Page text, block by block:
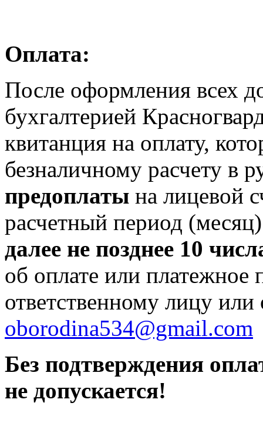
Оплата:
После оформления всех
бухгалтерией
квитанция на оплату,
безналичному расчету в
предоплаты на лицевой
расчетный период
далее не позднее 10
об оплате или платежное
ответственному лицу или
oborodina534@gmail.com
Без подтверждения
не допускается!